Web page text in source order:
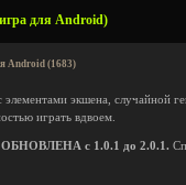
для Android)
Android (1683)
экшена, случайной
играть вдвоем.
ОБНОВЛЕНА с 1.0.1 до 2.0.1.